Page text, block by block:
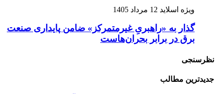
ویژه اسلاید 12 مرداد 1405
گذار به «راهبریِ غیرمتمرکز» ضامن پایداری صنعت
برق در برابر بحران‌هاست
نظرسنجی
جدیدترین مطالب